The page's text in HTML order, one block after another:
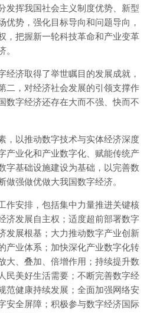
发挥我国社会主义制度优势、新型
优势，强化目标导向和问题导向，
，把握新一轮科技革命和产业变革
。
经济取得了举世瞩目的发展成就，
二，对经济社会发展的引领支撑作
数字经济还存在大而不强、快而不
，以推动数字技术与实体经济深度
产业化和产业数字化、赋能传统产
字基础设施建设为基础，以完善数
做强做优做大我国数字经济。
作安排，包括集中力量推进关键核
济发展自主权；适度超前部署数字
发展根基；大力推动数字产业创新
产业体系；加快深化产业数字化转
大、叠加、倍增作用；持续提升数
民美好生活需要；不断完善数字经
范健康持续发展；全面加强网络安
安全屏障；积极参与数字经济国际